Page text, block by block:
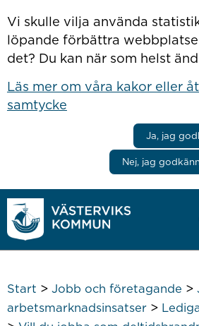
Vi skulle vilja använda
löpande förbättra
det? Du kan när som helst
Läs mer om våra kakor eller
samtycke
Ja, jag
Nej, jag
Start > Jobb och företagande >
arbetsmarknadsinsatser>